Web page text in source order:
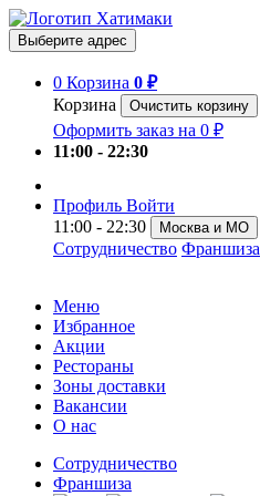
Выберите адрес
0 Корзина 0 ₽
Корзина
Очистить корзину
Оформить заказ на 0 ₽
11:00 - 22:30
Профиль Войти
11:00 - 22:30
Москва и МО
Сотрудничество Франшиза
Меню
Избранное
Акции
Рестораны
Зоны доставки
Вакансии
О нас
Сотрудничество
Франшиза